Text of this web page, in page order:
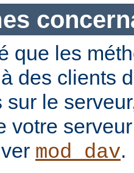
que les
des clients
sur le
votre
mod_dav.